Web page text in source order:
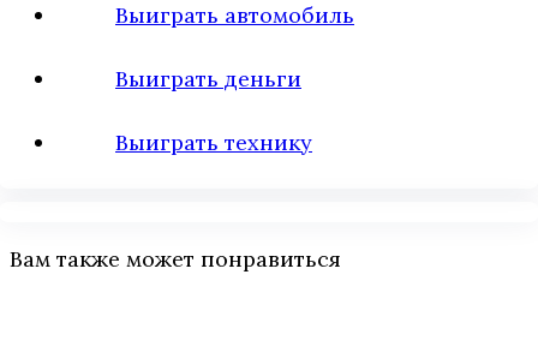
Выиграть автомобиль
Выиграть деньги
Выиграть технику
Вам также может понравиться